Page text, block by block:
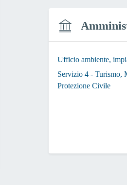
Ufficio ambiente,
Servizio 4 - Turismo,
Protezione Civile